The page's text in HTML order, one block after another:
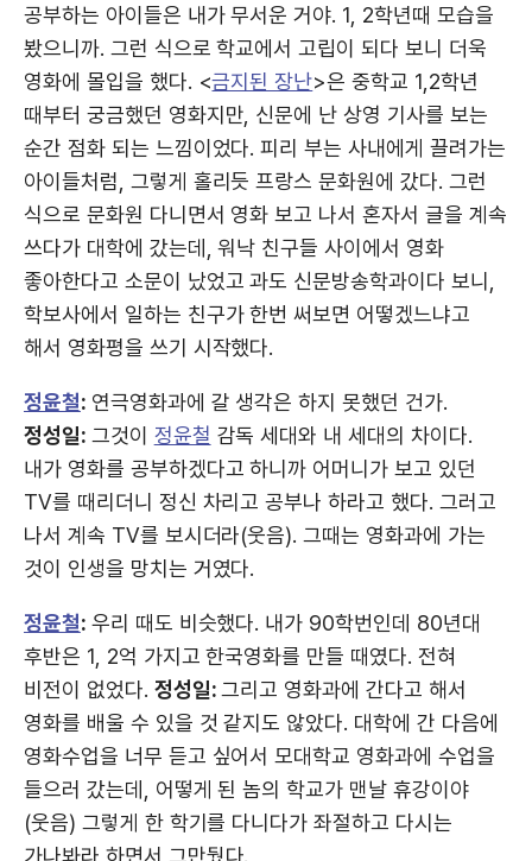
공부하는 아이들은 내가 무서운 거야. 1, 2학년때 모습을
봤으니까. 그런 식으로 학교에서 고립이 되다 보니 더욱
영화에 몰입을 했다. <금지된 장난>은 중학교 1,2학년
때부터 궁금했던 영화지만, 신문에 난 상영 기사를 보는
순간 점화 되는 느낌이었다. 피리 부는 사내에게 끌려가는
아이들처럼, 그렇게 홀리듯 프랑스 문화원에 갔다. 그런
식으로 문화원 다니면서 영화 보고 나서 혼자서 글을 계속
쓰다가 대학에 갔는데, 워낙 친구들 사이에서 영화
좋아한다고 소문이 났었고 과도 신문방송학과이다 보니,
학보사에서 일하는 친구가 한번 써보면 어떻겠느냐고
해서 영화평을 쓰기 시작했다.
정윤철: 연극영화과에 갈 생각은 하지 못했던 건가.
정성일: 그것이 정윤철 감독 세대와 내 세대의 차이다.
내가 영화를 공부하겠다고 하니까 어머니가 보고 있던
TV를 때리더니 정신 차리고 공부나 하라고 했다. 그러고
나서 계속 TV를 보시더라(웃음). 그때는 영화과에 가는
것이 인생을 망치는 거였다.
정윤철: 우리 때도 비슷했다. 내가 90학번인데 80년대
후반은 1, 2억 가지고 한국영화를 만들 때였다. 전혀
비전이 없었다. 정성일:그리고 영화과에 간다고 해서
영화를 배울 수 있을 것 같지도 않았다. 대학에 간 다음에
영화수업을 너무 듣고 싶어서 모대학교 영화과에 수업을
들으러 갔는데, 어떻게 된 놈의 학교가 맨날 휴강이야
(웃음) 그렇게 한 학기를 다니다가 좌절하고 다시는
가나봐라 하면서 그만뒀다.